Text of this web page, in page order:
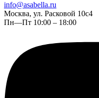
info@asabella.ru
Москва, ул. Расковой 10с4
Пн—Пт 10:00 – 18:00